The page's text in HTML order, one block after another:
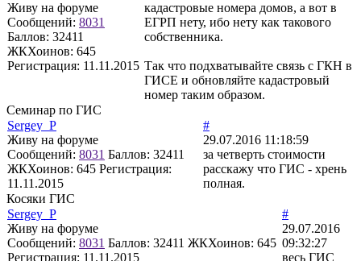
Живу на форуме
Сообщений: 8031
Баллов: 32411
ЖКХоинов: 645
Регистрация: 11.11.2015
кадастровые номера домов, а вот в
ЕГРП нету, ибо нету как такового
собственника.
Так что подхватывайте связь с ГКН в
ГИСЕ и обновляйте кадастровый
номер таким образом.
Семинар по ГИС
Sergey_P
Живу на форуме
Сообщений: 8031 Баллов: 32411
ЖКХоинов: 645 Регистрация:
11.11.2015
#
29.07.2016 11:18:59
за четверть стоимости
расскажу что ГИС - хрень
полная.
Косяки ГИС
Sergey_P
Живу на форуме
Сообщений: 8031 Баллов: 32411 ЖКХоинов: 645
Регистрация: 11.11.2015
#
29.07.2016
09:32:27
весь ГИС